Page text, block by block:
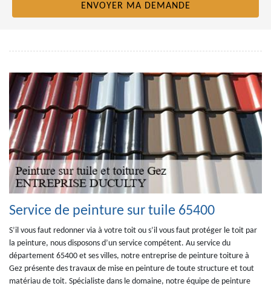
Service de peinture sur tuile 65400
S’il vous faut redonner via à votre toit ou s’il vous faut protéger le toit par
la peinture, nous disposons d’un service compétent. Au service du
département 65400 et ses villes, notre entreprise de peinture toiture à
Gez présente des travaux de mise en peinture de toute structure et tout
matériau de toit. Spécialiste dans le domaine, notre équipe de peinture